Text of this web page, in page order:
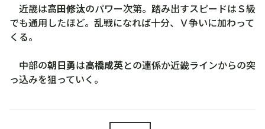
近畿は高田修汰のパワー次第。踏み出すスピードはＳ級
でも通用したほど。乱戦になれば十分、Ｖ争いに加わって
くる。
中部の朝日勇は高橋成英との連係か近畿ラインからの突
っ込みを狙っていく。